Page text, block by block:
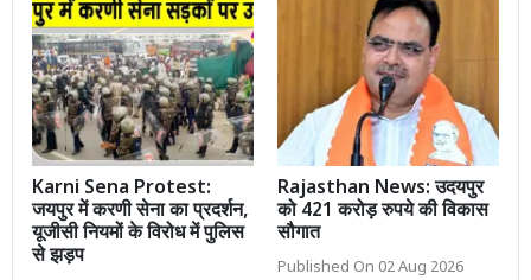
Karni Sena Protest:
जयपुर में करणी सेना का प्रदर्शन,
यूजीसी नियमों के विरोध में पुलिस
से झड़प
Rajasthan News: उदयपुर
को 421 करोड़ रुपये की विकास
सौगात
Published On 02 Aug 2026